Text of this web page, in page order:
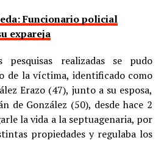
Funcionario policial
expareja
realizadas se pudo
de la víctima, identificado como
Erazo (47), junto a su esposa,
de González (50), desde hace 2
la vida a la septuagenaria, por
propiedades y regulaba los